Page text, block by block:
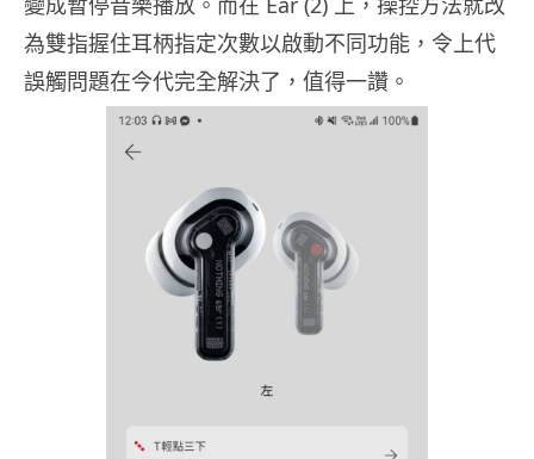
為雙指握住耳柄指定次數以啟動不同功能，令上代
誤觸問題在今代完全解決了，值得一讚。